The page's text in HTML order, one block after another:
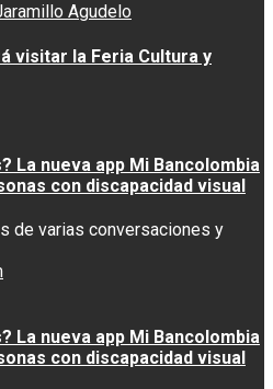
Agudelo
visitar la Feria Cultura y
La nueva app Mi Bancolombia
con discapacidad visual
de varias conversaciones y
La nueva app Mi Bancolombia
con discapacidad visual